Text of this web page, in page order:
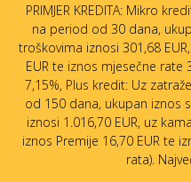
PRIMJER KREDITA: Mikro
na period od 30 dana,
troškovima iznosi 301,68
EUR te iznos mjesečne rate
7,15%, Plus kredit: Uz
od 150 dana, ukupan iznos
iznosi 1.016,70 EUR, uz
iznos Premije 16,70 EUR te
rata).